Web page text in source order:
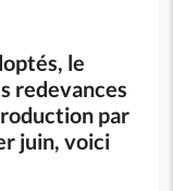
le
redevances
par
juin, voici